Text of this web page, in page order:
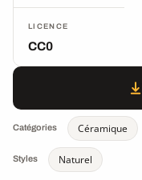
LICENCE
CC0
Catégories Céramique
Styles Naturel